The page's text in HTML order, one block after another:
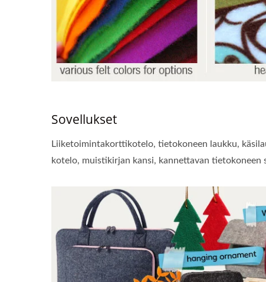
Sovellukset
Liiketoimintakorttikotelo, tietokoneen laukku,
kotelo, muistikirjan kansi, kannettavan tietokoneen